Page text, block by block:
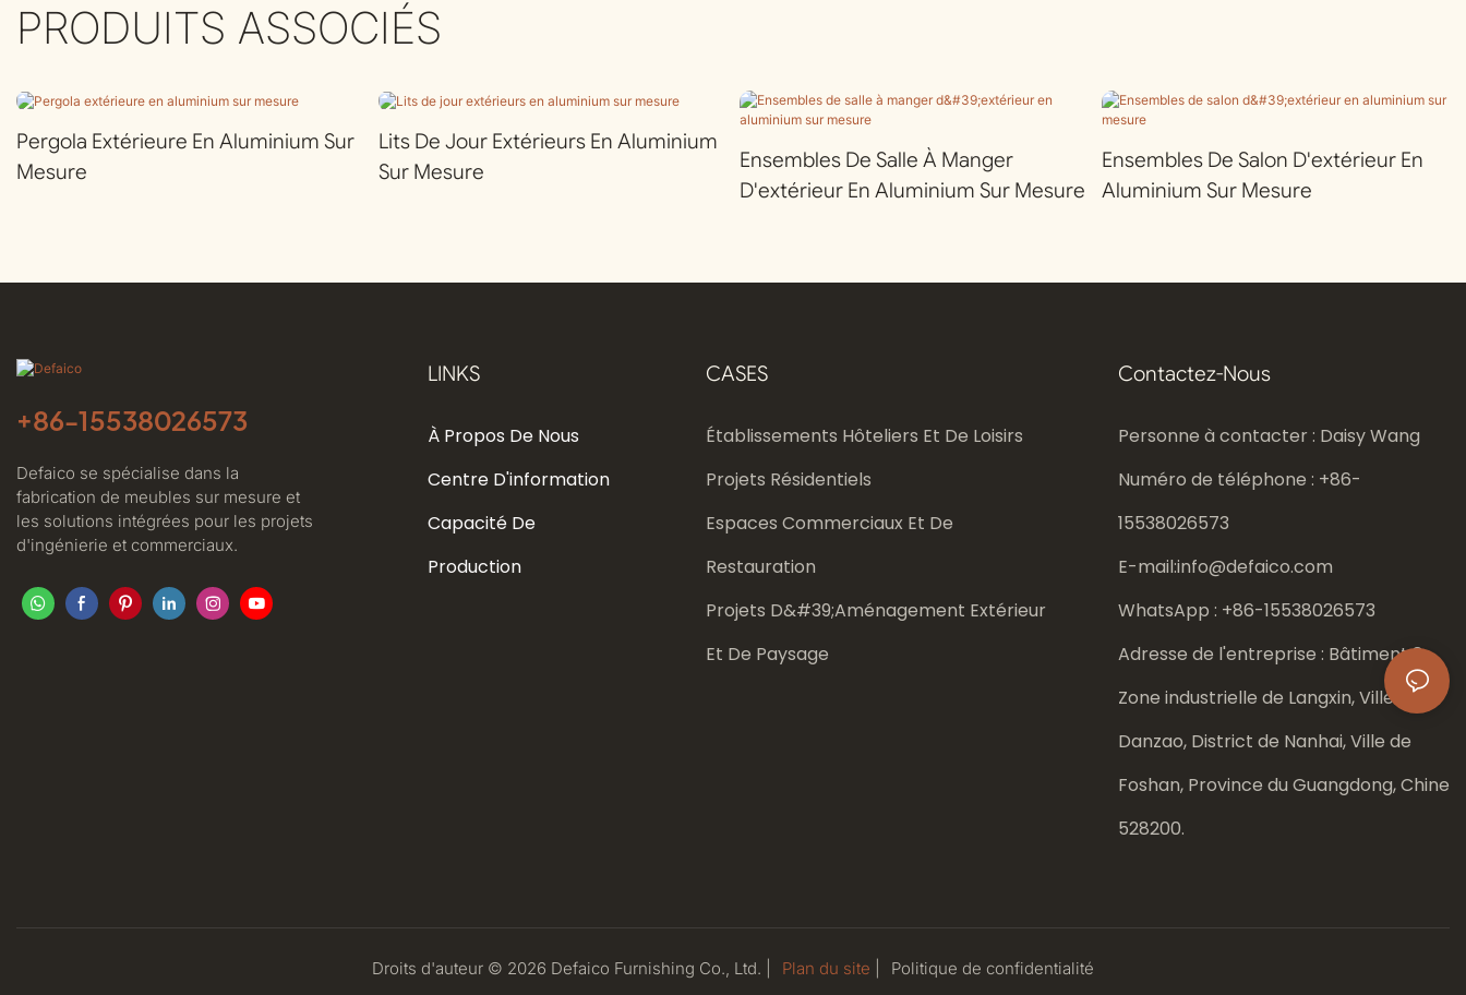
PRODUITS ASSOCIÉS
Pergola Extérieure En Aluminium Sur
Mesure
Lits De Jour Extérieurs En Aluminium
Sur Mesure
Ensembles De Salle À Manger
D'extérieur En Aluminium Sur Mesure
Ensembles De Salon D'extérieur En
Aluminium Sur Mesure
+86-15538026573
Defaico se spécialise dans la
fabrication de meubles sur mesure et
les solutions intégrées pour les projets
d'ingénierie et commerciaux.
LINKS
À Propos De Nous
Centre D'information
Capacité De
Production
CASES
Établissements Hôteliers Et De Loisirs
Projets Résidentiels
Espaces Commerciaux Et De
Restauration
Projets D&#39;aménagement Extérieur
Et De Paysage
Contactez-Nous
Personne à contacter : Daisy Wang
Numéro de téléphone : +86-
15538026573
E-mail:info@defaico.com
WhatsApp : +86-15538026573
Adresse de l'entreprise : Bâtiment 8,
Zone industrielle de Langxin, Ville de
Danzao, District de Nanhai, Ville de
Foshan, Province du Guangdong, Chine
528200.
Droits d'auteur © 2026 Defaico Furnishing Co., Ltd. | Plan du site Politique de confidentialité